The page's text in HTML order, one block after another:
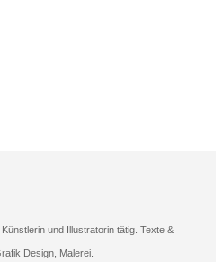
und Illustratorin tätig. Texte &
Design, Malerei.